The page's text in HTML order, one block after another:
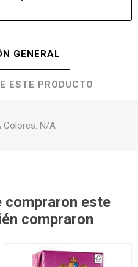
GENERAL
ESTE PRODUCTO
Colores: N/A
compraron este
compraron